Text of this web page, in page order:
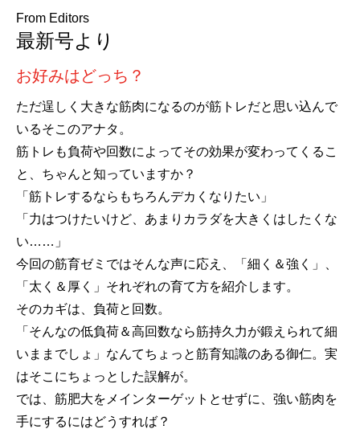
From Editors
最新号より
お好みはどっち？
ただ逞しく大きな筋肉になるのが筋トレだと思い込んで
いるそこのアナタ。
筋トレも負荷や回数によってその効果が変わってくるこ
と、ちゃんと知っていますか？
「筋トレするならもちろんデカくなりたい」
「力はつけたいけど、あまりカラダを大きくはしたくな
い……」
今回の筋育ゼミではそんな声に応え、「細く＆強く」、
「太く＆厚く」それぞれの育て方を紹介します。
そのカギは、負荷と回数。
「そんなの低負荷＆高回数なら筋持久力が鍛えられて細
いままでしょ」なんてちょっと筋育知識のある御仁。実
はそこにちょっとした誤解が。
では、筋肥大をメインターゲットとせずに、強い筋肉を
手にするにはどうすれば？